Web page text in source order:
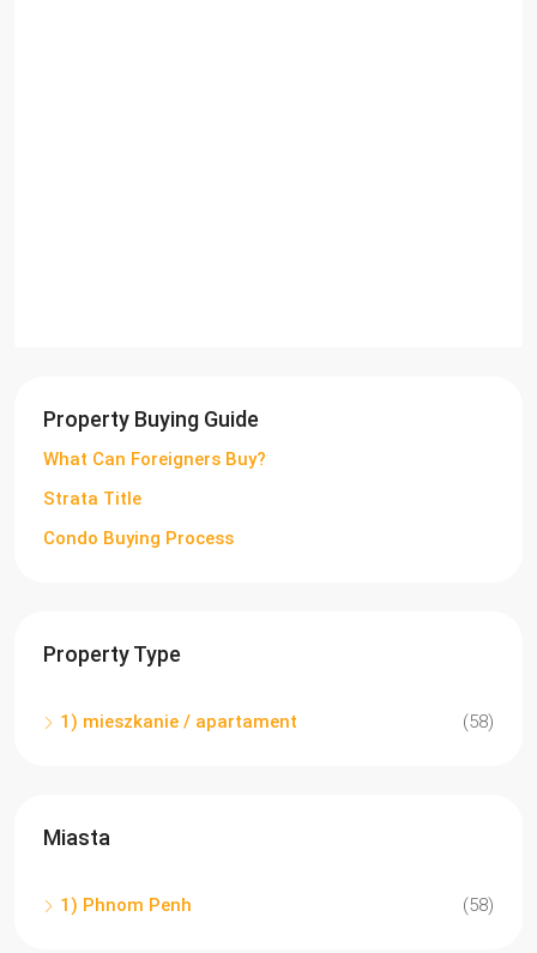
Property Buying Guide
What Can Foreigners Buy?
Strata Title
Condo Buying Process
Property Type
1) mieszkanie / apartament (58)
Miasta
1) Phnom Penh (58)